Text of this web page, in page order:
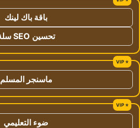
باقة باك لينك
تحسين SEO سلة
ماسنجر المسلم
ضوء التعليمي